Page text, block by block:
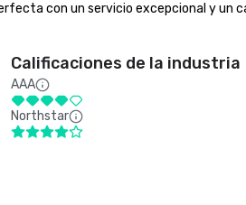
con un servicio excepcional y un
Calificaciones de la industria
AAA
Northstar